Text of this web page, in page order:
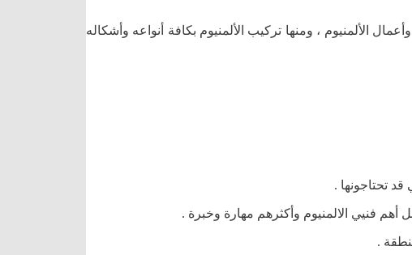
الألمنيوم ، ومنها تركيب الألمنيوم بكافة أنواعه وأشكاله
تحتاجونها .
فنيي الالمنيوم وأكثرهم مهارة وخبرة .
.